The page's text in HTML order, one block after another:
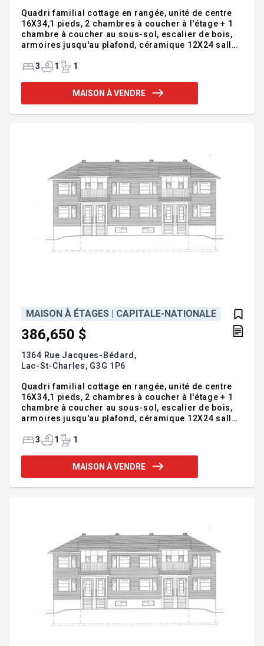
Quadri familial cottage en rangée, unité de centre
16X34,1 pieds, 2 chambres à coucher à l'étage + 1
chambre à coucher au sous-sol, escalier de bois,
armoires jusqu'au plafond, céramique 12X24 salle
bain auto portant, installation laveuse-sécheuse au
sous-sol. Frais de copropriété, 370$/année.
Nouveaux lots à venir. Addenda :Inclusions :Voir
plans et devis, garantie maison neuve.Exclusions
3 1 1
MAISON À VENDRE
MAISON À ÉTAGES | CAPITALE-NATIONALE
386,650 $
1364 Rue Jacques-Bédard,
Lac-St-Charles, G3G 1P6
Quadri familial cottage en rangée, unité de centre
16X34,1 pieds, 2 chambres à coucher à l'étage + 1
chambre à coucher au sous-sol, escalier de bois,
armoires jusqu'au plafond, céramique 12X24 salle
bain auto portant, installation laveuse-sécheuse au
sous-sol. Frais de copropriété, 370$/année.
Nouveaux lots à venir. Addenda :Inclusions :Voir
plans et devis, garantie maison neuve.Exclusions
3 1 1
MAISON À VENDRE